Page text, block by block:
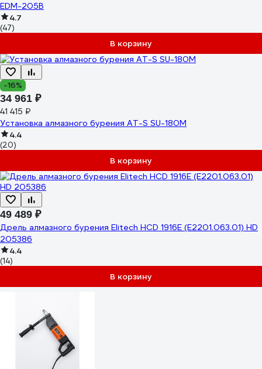
EDM-205B
4.7
(47)
В корзину
-16%
34 961 ₽
41 415 ₽
Установка алмазного бурения AT-S SU-180M
4.4
(20)
В корзину
49 489 ₽
Дрель алмазного бурения Elitech HCD 1916E (E2201.063.01) HD
205386
4.4
(14)
В корзину